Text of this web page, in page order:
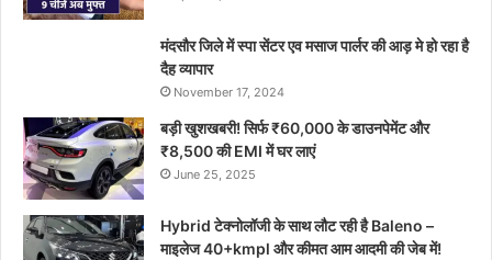
मंदसौर जिले में स्पा सेंटर एव मसाज पार्लर की आड़ मे हो रहा है
दैह व्यापार
November 17, 2024
बड़ी खुशखबरी! सिर्फ ₹60,000 के डाउनपेमेंट और
₹8,500 की EMI में घर लाएं
June 25, 2025
Hybrid टेक्नोलॉजी के साथ लौट रही है Baleno –
माइलेज 40+kmpl और कीमत आम आदमी की जेब में!